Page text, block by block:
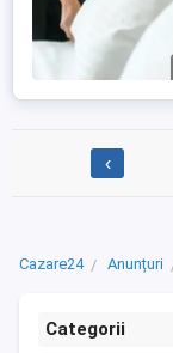
‹
Cazare24 Anunțuri
Categorii